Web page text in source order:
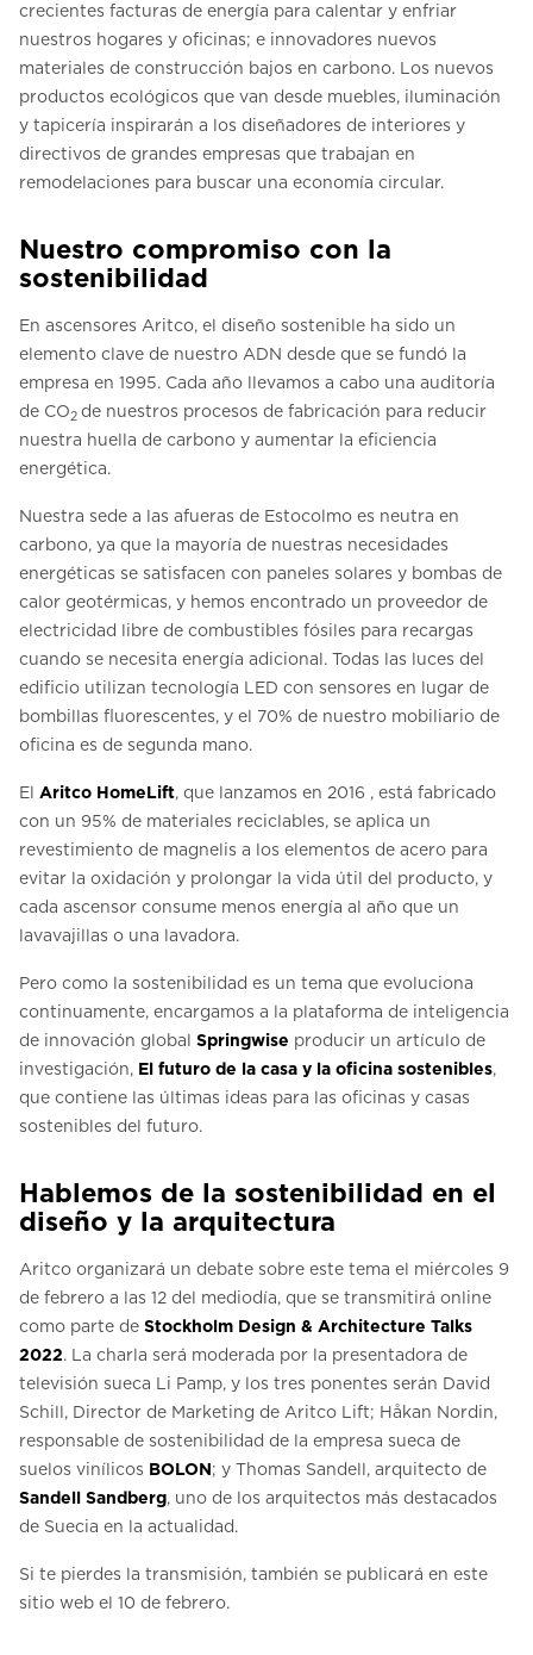
crecientes facturas de energía para calentar y enfriar
nuestros hogares y oficinas; e innovadores nuevos
materiales de construcción bajos en carbono. Los nuevos
productos ecológicos que van desde muebles, iluminación
y tapicería inspirarán a los diseñadores de interiores y
directivos de grandes empresas que trabajan en
remodelaciones para buscar una economía circular.
Nuestro compromiso con la
sostenibilidad
En ascensores Aritco, el diseño sostenible ha sido un
elemento clave de nuestro ADN desde que se fundó la
empresa en 1995. Cada año llevamos a cabo una auditoría
de CO2 de nuestros procesos de fabricación para reducir
nuestra huella de carbono y aumentar la eficiencia
energética.
Nuestra sede a las afueras de Estocolmo es neutra en
carbono, ya que la mayoría de nuestras necesidades
energéticas se satisfacen con paneles solares y bombas de
calor geotérmicas, y hemos encontrado un proveedor de
electricidad libre de combustibles fósiles para recargas
cuando se necesita energía adicional. Todas las luces del
edificio utilizan tecnología LED con sensores en lugar de
bombillas fluorescentes, y el 70% de nuestro mobiliario de
oficina es de segunda mano.
El Aritco HomeLift, que lanzamos en 2016 , está fabricado
con un 95% de materiales reciclables, se aplica un
revestimiento de magnelis a los elementos de acero para
evitar la oxidación y prolongar la vida útil del producto, y
cada ascensor consume menos energía al año que un
lavavajillas o una lavadora.
Pero como la sostenibilidad es un tema que evoluciona
continuamente, encargamos a la plataforma de inteligencia
de innovación global Springwise producir un artículo de
investigación, El futuro de la casa y la oficina sostenibles,
que contiene las últimas ideas para las oficinas y casas
sostenibles del futuro.
Hablemos de la sostenibilidad en el
diseño y la arquitectura
Aritco organizará un debate sobre este tema el miércoles 9
de febrero a las 12 del mediodía, que se transmitirá online
como parte de Stockholm Design & Architecture Talks
2022. La charla será moderada por la presentadora de
televisión sueca Li Pamp, y los tres ponentes serán David
Schill, Director de Marketing de Aritco Lift; Håkan Nordin,
responsable de sostenibilidad de la empresa sueca de
suelos vinílicos BOLON; y Thomas Sandell, arquitecto de
Sandell Sandberg, uno de los arquitectos más destacados
de Suecia en la actualidad.
Si te pierdes la transmisión, también se publicará en este
sitio web el 10 de febrero.